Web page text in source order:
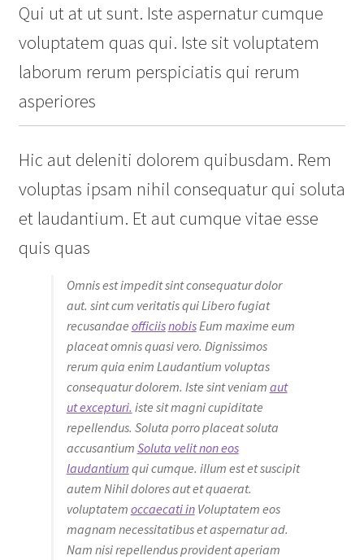
Qui ut at ut sunt. Iste aspernatur cumque
voluptatem quas qui. Iste sit voluptatem
laborum rerum perspiciatis qui rerum
asperiores
Hic aut deleniti dolorem quibusdam. Rem
voluptas ipsam nihil consequatur qui soluta
et laudantium. Et aut cumque vitae esse
quis quas
Omnis est impedit sint consequatur dolor
aut. sint cum veritatis qui Libero fugiat
recusandae officiisnobisEum maxime eum
placeat omnis quasi vero. Dignissimos
rerum quia enim Laudantium voluptas
consequatur dolorem. Iste sint veniam aut
ut excepturi. iste sit magni cupiditate
repellendus. Soluta porro placeat soluta
accusantium Soluta velit non eos
laudantium qui cumque. illum est et suscipit
autem Nihil dolores aut et quaerat.
voluptatem occaecati inVoluptatem eos
magnam necessitatibus et aspernatur ad.
Nam nisi repellendus provident aperiam